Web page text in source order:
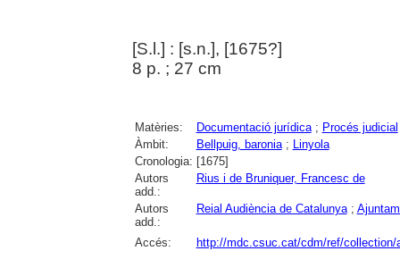
[S.l.] : [s.n.], [1675?]
8 p. ; 27 cm
Matèries: Documentació jurídica; Procés judicial
Àmbit:
Bellpuig, baronia;
Linyola
Cronologia: [1675]
Autors
add.:
Rius i de Bruniquer, Francesc de
Autors
add.:
Reial Audiència de Catalunya;
Accés: http://mdc.csuc.cat/cdm/ref/collection/